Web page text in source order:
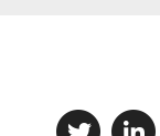
X Linkedin